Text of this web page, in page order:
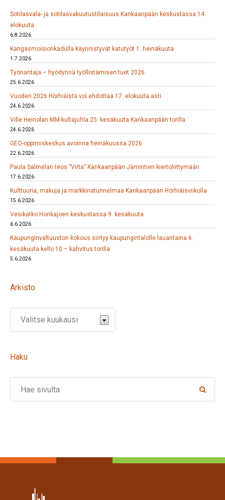
Sotilasvala- ja sotilasvakuutustilaisuus Kankaanpään keskustassa 14.
elokuuta
6.8.2026
Kangasmoisionkadulla käynnistyvät katutyöt 1. heinäkuuta
1.7.2026
Työnantaja – hyödynnä työllistämisen tuet 2026
25.6.2026
Vuoden 2026 Hörhiäistä voi ehdottaa 17. elokuuta asti
24.6.2026
Ville Heinolan MM-kultajuhla 25. kesäkuuta Kankaanpään torilla
24.6.2026
GEO-oppimiskeskus avoinna heinäkuussa 2026
22.6.2026
Paula Salmelan teos ”Virta” Kankaanpään Jämintien kiertoliittymään
17.6.2026
Kulttuuria, makuja ja markkinatunnelmaa Kankaanpään Hörhiäisviikolla
15.6.2026
Vesikatko Honkajoen keskustassa 9. kesäkuuta
6.6.2026
Kaupunginvaltuuston kokous siirtyy kaupungintalolle lauantaina 6.
kesäkuuta kello 10 – kahvitus torilla
5.6.2026
Arkisto
Haku